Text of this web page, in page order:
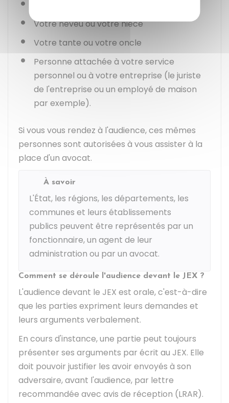
Votre neveu ou votre nièce
Votre tante ou votre oncle
Personne attachée à votre service
personnel ou à votre entreprise (le juriste
de l'entreprise ou un employé de maison
par exemple).
Si vous vous rendez à l'audience, ces mêmes
personnes sont autorisées à vous assister à la
place d'un avocat.
À savoir
L'État, les régions, les départements, les
communes et leurs établissements
publics peuvent être représentés par un
fonctionnaire, un agent de leur
administration ou par un avocat.
Comment se déroule l'audience devant le JEX ?
L'audience devant le JEX est orale, c'est-à-dire
que les parties expriment leurs demandes et
leurs arguments verbalement.
En cours d'instance, une partie peut toujours
présenter ses arguments par écrit au JEX. Elle
doit pouvoir justifier les avoir envoyés à son
adversaire, avant l'audience, par lettre
recommandée avec avis de réception (LRAR).